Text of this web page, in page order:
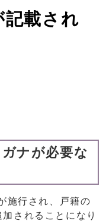
記載され
ナが必要な
施行され、戸籍の
されることになり